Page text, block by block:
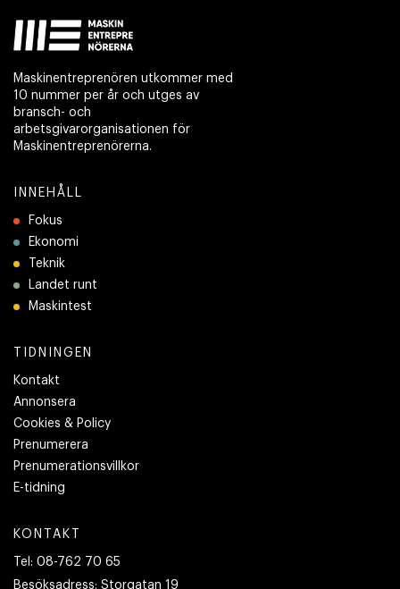
Maskinentreprenören utkommer med
10 nummer per år och utges av
bransch- och
arbetsgivarorganisationen för
Maskinentreprenörerna.
INNEHÅLL
Fokus
Ekonomi
Teknik
Landet runt
Maskintest
TIDNINGEN
Kontakt
Annonsera
Cookies & Policy
Prenumerera
Prenumerationsvillkor
E-tidning
KONTAKT
Tel: 08-762 70 65
Besöksadress: Storgatan 19